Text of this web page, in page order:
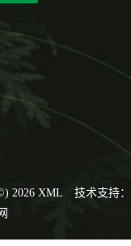
2026 XML
技术支持：